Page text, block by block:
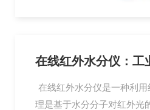
在线红外水分仪：工
在线红外水分仪是一种利
理是基于水分分子对红外光